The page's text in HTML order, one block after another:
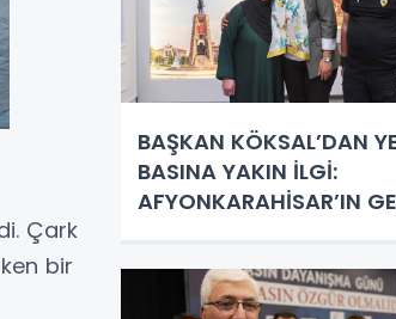
Çark
bir
BAŞKAN KÖKSAL’DAN
BASINA YAKIN İLGİ:
AFYONKARAHİSAR’IN